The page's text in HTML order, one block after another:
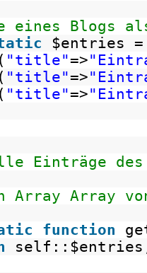
eines Blogs
$entries
( "title"=>
( "title"=>
( "title"=>
des
Array
function
self:: $entries